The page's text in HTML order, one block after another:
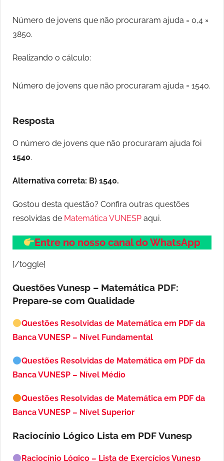
Número de jovens que não procuraram ajuda = 0,4 ×
3850.
Realizando o cálculo:
Número de jovens que não procuraram ajuda = 1540.
Resposta
O número de jovens que não procuraram ajuda foi
1540.
Alternativa correta: B) 1540.
Gostou desta questão? Confira outras questões
resolvidas de Matemática VUNESP aqui.
Entre no nosso canal do WhatsApp
[/toggle]
Questões Vunesp – Matemática PDF:
Prepare-se com Qualidade
Questões Resolvidas de Matemática em PDF da
Banca VUNESP – Nível Fundamental
Questões Resolvidas de Matemática em PDF da
Banca VUNESP – Nível Médio
Questões Resolvidas de Matemática em PDF da
Banca VUNESP – Nível Superior
Raciocínio Lógico Lista em PDFVunesp
Raciocínio Lógico – Lista de Exercícios Vunesp